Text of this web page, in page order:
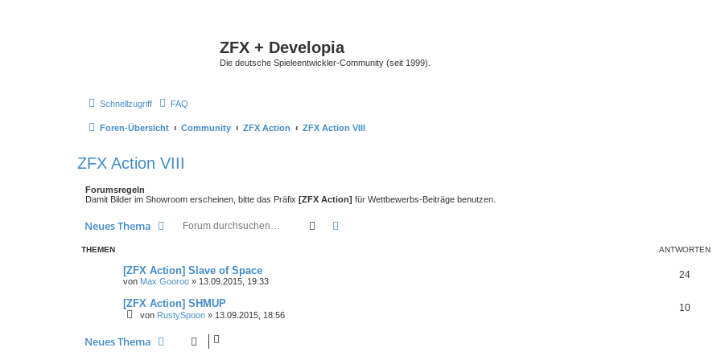
ZFX + Developia
Die deutsche Spieleentwickler-Community (seit 1999).
Schnellzugriff FAQ
Foren-Übersicht Community ZFX Action ZFX Action VIII
ZFX Action VIII
Forumsregeln
Damit Bilder im Showroom erscheinen, bitte das Präfix [ZFX Action] für Wettbewerbs-Beiträge benutzen.
Neues Thema Suche
THEMEN ANTWORTEN
[ZFX Action] Slave of Space
von Max Gooroo » 13.09.2015, 19:33
24
[ZFX Action] SHMUP
von RustySpoon » 13.09.2015, 18:56
10
Neues Thema